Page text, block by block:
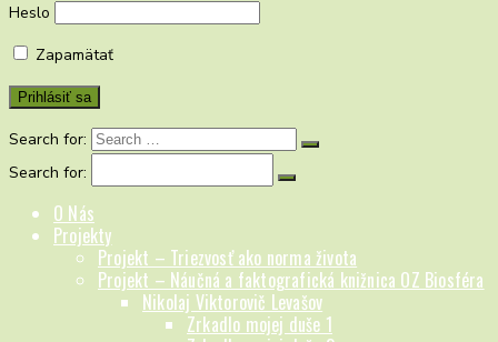
Heslo
Zapamätať
Search for:
Search for:
O Nás
Projekty
Projekt – Triezvosť ako norma života
Projekt – Náučná a faktografická knižnica OZ Biosféra
Nikolaj Viktorovič Levašov
Zrkadlo mojej duše 1